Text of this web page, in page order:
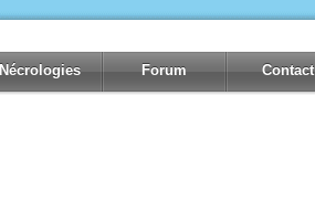
Nécrologies Forum Contact